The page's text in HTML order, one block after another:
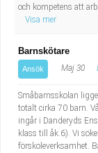
och kompetens att
Visa mer
Barnskötare
Ansök Maj 30
Småbarnsskolan
totalt cirka 70 barn.
ingår i Danderyds
klass till åk.6). Vi
förskoleverksamhet.